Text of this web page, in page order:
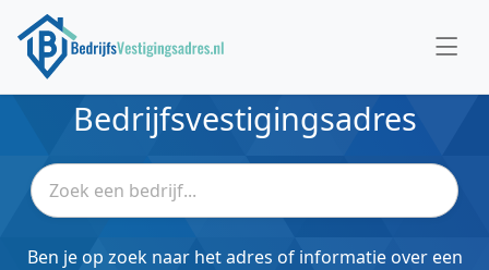
Bedrijfsvestigingsadres
Ben je op zoek naar het adres of informatie over een